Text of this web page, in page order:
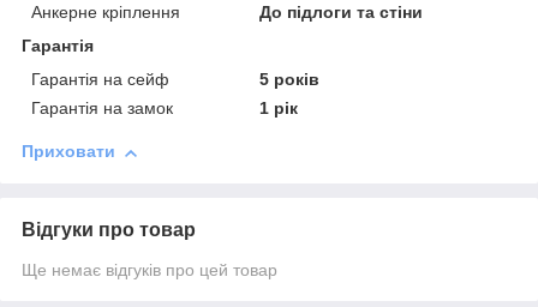
Анкерне кріплення
До підлоги та стіни
Гарантія
Гарантія на сейф
5 років
Гарантія на замок
1 рік
Приховати
Відгуки про товар
Ще немає відгуків про цей товар